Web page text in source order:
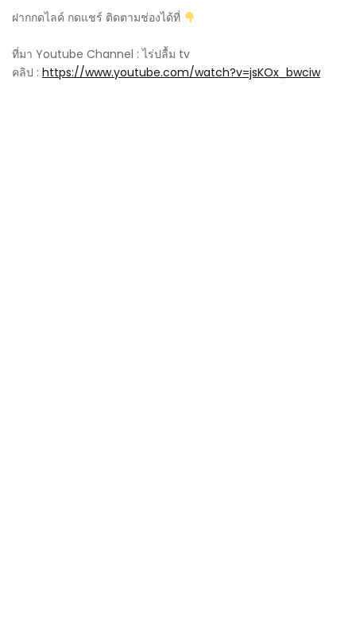
ฝากกดไลค์ กดแชร์ ติดตามช่องได้ที่
ที่มา Youtube Channel : ไร่ปลื้ม tv
คลิป : https://www.youtube.com/watch?v=jsKOx_bwciw